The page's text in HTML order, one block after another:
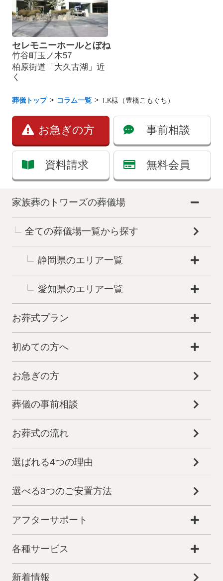
セレモニーホールとぼね
竹谷町玉ノ木57
柏原街道「大久古湖」近
く
葬儀トップ コラム一覧 T.K様（豊橋こもぐち）
お急ぎの方 事前相談
資料請求 無料会員
家族葬のトワーズの葬儀場
全ての葬儀場一覧から探す
静岡県のエリア一覧
愛知県のエリア一覧
お葬式プラン
初めての方へ
お急ぎの方
葬儀の事前相談
お葬式の流れ
選ばれる4つの理由
選べる3つのご安置方法
アフターサポート
各種サービス
新着情報葬儀プランが